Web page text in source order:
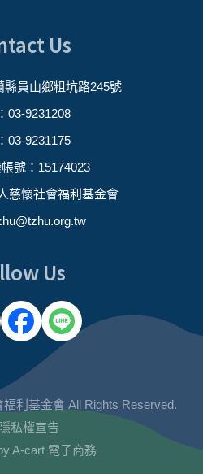
Us
縣員山鄉粗坑路245號
03-9231208
03-9231175
號：15174023
慈懷社會福利基金會
Us
利基金會 All Rights Reserved.
隱私權宣告
A-cart 電子商務